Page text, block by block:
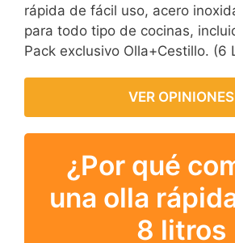
rápida de fácil uso, acero
para todo tipo de cocinas,
Pack exclusivo Olla+Cestillo. (6
VER OPINIONES
¿Por qué
una olla
8 litros